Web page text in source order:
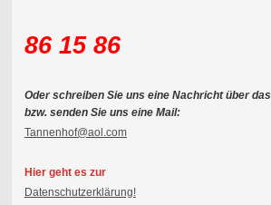
86 15 86
Oder schreiben Sie uns eine Nachricht über das
bzw. senden Sie uns eine Mail:
Tannenhof@aol.com
Hier geht es zur
Datenschutzerklärung!